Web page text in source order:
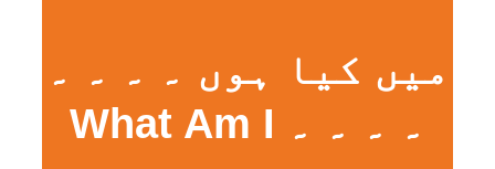
میں کیا ہوں ۔ ۔ ۔ ۔
۔ ۔ ۔ ۔ What Am I